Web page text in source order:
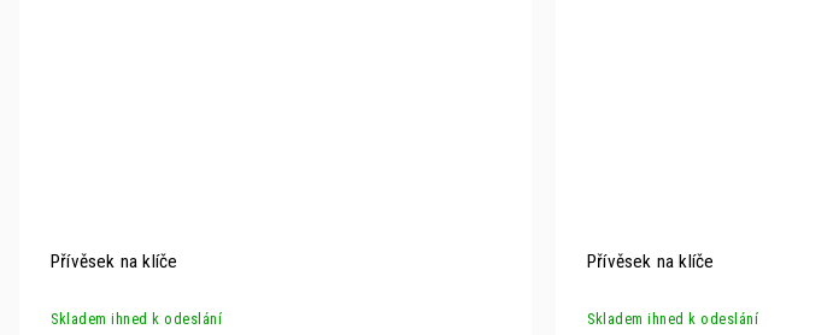
Přívěsek na klíče
Skladem ihned k odeslání
Přívěsek na klíče
Skladem ihned k odeslání